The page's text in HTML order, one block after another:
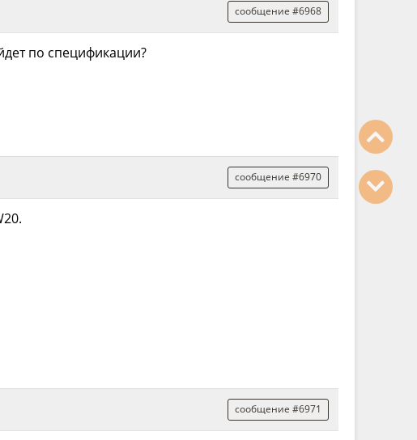
сообщение #6968
по спецификации?
сообщение #6970
сообщение #6971